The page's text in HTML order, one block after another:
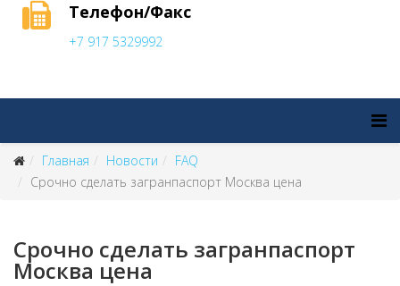
Телефон/Факс
+7 917 5329992
Главная Новости
FAQ
Срочно сделать загранпаспорт Москва цена
Срочно сделать загранпаспорт
Москва цена